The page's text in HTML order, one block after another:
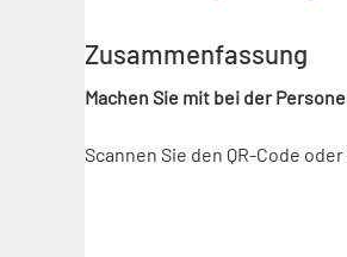
Zusammenfassung
Machen Sie mit bei der
Scannen Sie den QR-Code